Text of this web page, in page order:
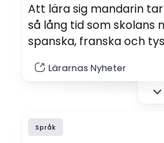
Att lära sig mandarin
så lång tid som skolans
spanska, franska och
fyra språkval för
Lärarnas Nyheter
Språk